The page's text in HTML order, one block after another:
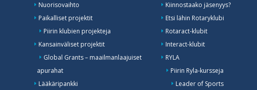
Nuorisovaihto
Paikalliset projektit
Piirin klubien projekteja
Kansainväliset projektit
Global Grants – maailmanlaajuiset
apurahat
Lääkäripankki
Kiinnostaako jäsenyys?
Etsi lähin Rotaryklubi
Rotaract-klubit
Interact-klubit
RYLA
Piirin Ryla-kursseja
Leader of Sports